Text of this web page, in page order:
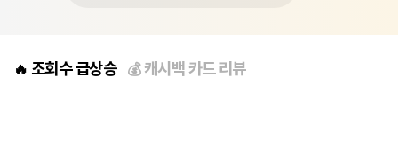
🔥 조회수 급상승 💰캐시백 카드 리뷰